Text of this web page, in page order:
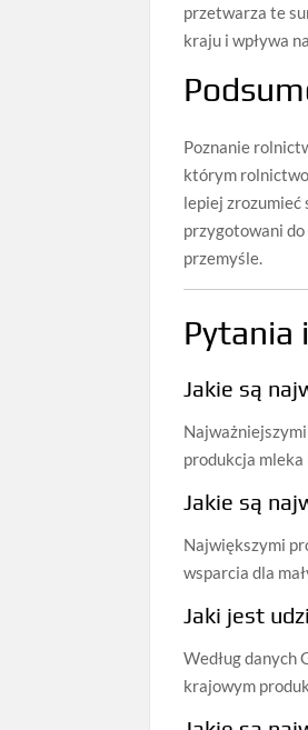
przetwarza te
kraju i wpływa
Poznanie
którym
lepiej zrozumieć
przygotowani do
przemyśle.
Pytania
Jakie są
produkcja mleka
Jakie są
Największymi
wsparcia dla
Jaki jest
Według danych
krajowym